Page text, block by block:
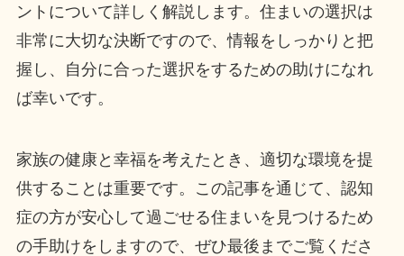
ントについて詳しく解説します。住まいの選択は
非常に大切な決断ですので、情報をしっかりと把
握し、自分に合った選択をするための助けになれ
ば幸いです。
家族の健康と幸福を考えたとき、適切な環境を提
供することは重要です。この記事を通じて、認知
症の方が安心して過ごせる住まいを見つけるため
の手助けをしますので、ぜひ最後までご覧くださ